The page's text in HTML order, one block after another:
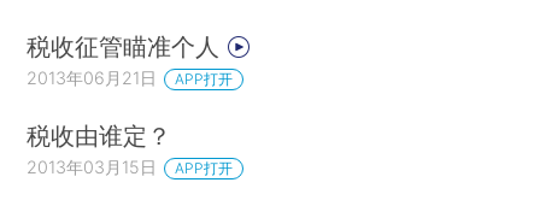
税收征管瞄准个人
2013年06月21日 APP打开
税收由谁定？
2013年03月15日 APP打开